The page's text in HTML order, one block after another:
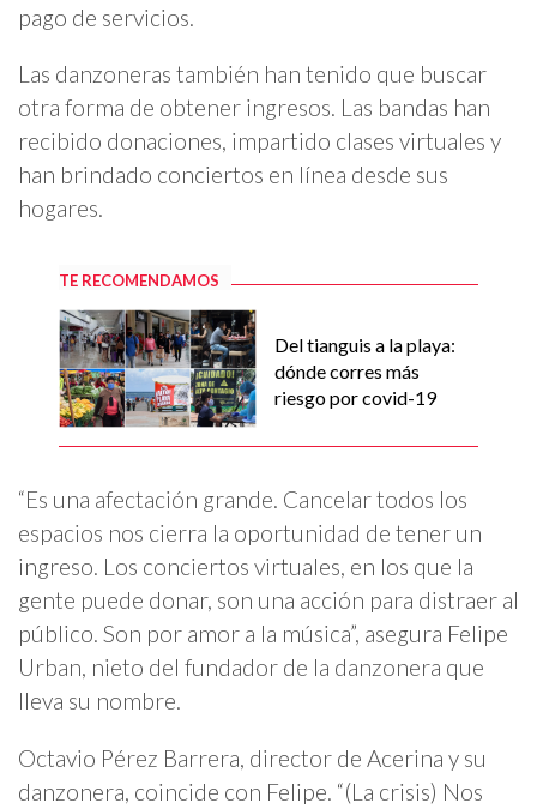
pago de servicios.
Las danzoneras también han tenido que buscar
otra forma de obtener ingresos. Las bandas han
recibido donaciones, impartido clases virtuales y
han brindado conciertos en línea desde sus
hogares.
TE RECOMENDAMOS
Del tianguis a la playa:
dónde corres más
riesgo por covid-19
“Es una afectación grande. Cancelar todos los
espacios nos cierra la oportunidad de tener un
ingreso. Los conciertos virtuales, en los que la
gente puede donar, son una acción para distraer al
público. Son por amor a la música”, asegura Felipe
Urban, nieto del fundador de la danzonera que
lleva su nombre.
Octavio Pérez Barrera, director de Acerina y su
danzonera, coincide con Felipe. “(La crisis) Nos